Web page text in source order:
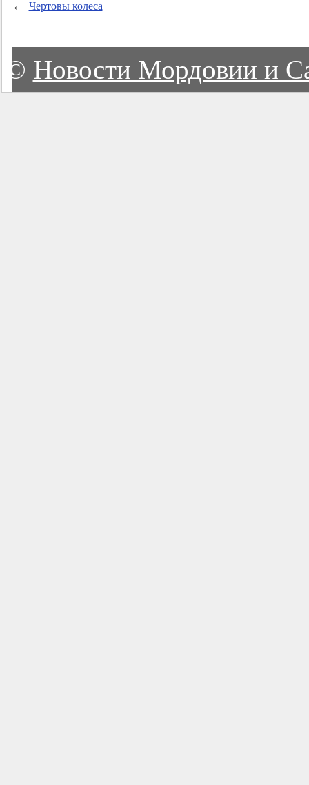
← Чертовы колеса
© Новости Мордовии и